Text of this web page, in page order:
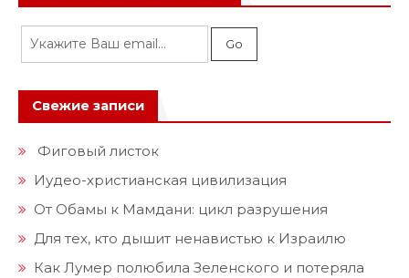
Свежие записи
Фиговый листок
Иудео-христианская цивилизация
От Обамы к Мамдани: цикл разрушения
Для тех, кто дышит ненавистью к Израилю
Как Лумер полюбила Зеленского и потеряла